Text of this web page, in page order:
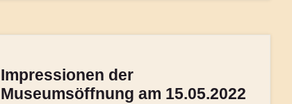
Impressionen der
Museumsöffnung am 15.05.2022